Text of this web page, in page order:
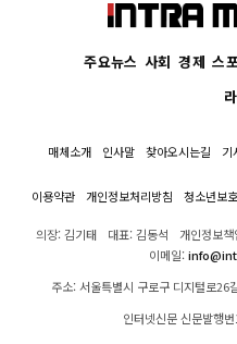
주요뉴스 사회 경제 스
매체소개 인사말 찾아오시는길 기
이용약관 개인정보처리방침 청소년보
의장: 김기태 대표: 김동석 개인정보
이메일:
주소: 서울특별시 구로구 디지털로
인터넷신문 신문발행